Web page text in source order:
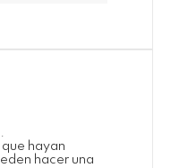
que hayan
hacer una